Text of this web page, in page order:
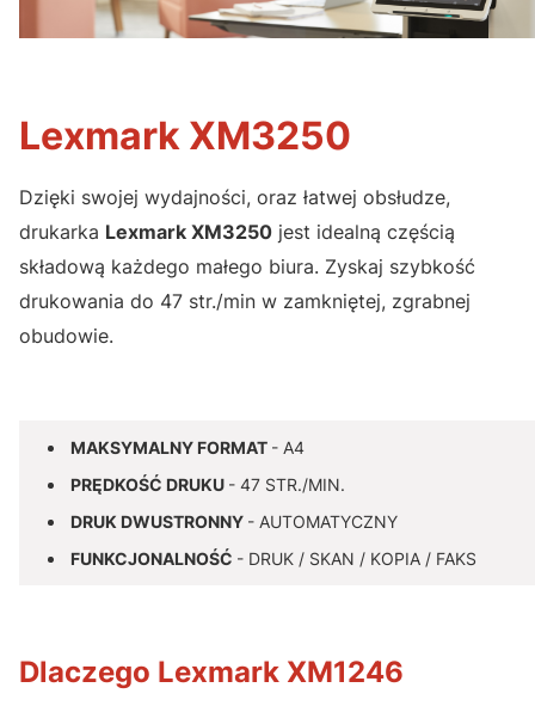
Lexmark XM3250
Dzięki swojej wydajności, oraz łatwej obsłudze,
drukarka Lexmark XM3250 jest idealną częścią
składową każdego małego biura. Zyskaj szybkość
drukowania do 47 str./min w zamkniętej, zgrabnej
obudowie.
MAKSYMALNY FORMAT - A4
PRĘDKOŚĆ DRUKU - 47 STR./MIN.
DRUK DWUSTRONNY - AUTOMATYCZNY
FUNKCJONALNOŚĆ - DRUK / SKAN / KOPIA / FAKS
Dlaczego Lexmark XM1246